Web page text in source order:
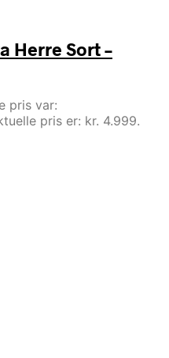
Herre Sort –
pris var:
pris er: kr. 4.999.